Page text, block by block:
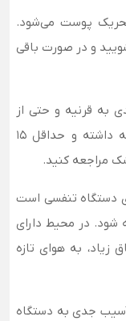
پوست می‌شود.
و در صورت باقی
به قرنیه و حتی از
دست دادن بینایی شود. چشم‌ها را باز نگه داشته و حداقل ۱۵
مراجعه کنید.
دستگاه تنفسی است
شود. در محیط دارای
به هوای تازه
جدی به دستگاه